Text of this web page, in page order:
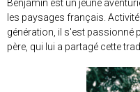
Benjamin est un jeune
les paysages français.
génération, il s'est passionné
père, qui lui a partagé cette